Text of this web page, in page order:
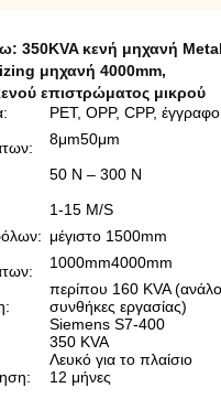
350KVA κενή μηχανή
μηχανή 4000mm,
επιστρώματος μικρού
PET, OPP, CPP,
8μm50μm
50 Ν – 300 Ν
1-15 Μ/S
μέγιστο 1500mm
1000mm4000mm
περίπου 160 KVA
συνθήκες εργασίας)
Siemens S7-400
350 KVA
Λευκό για το πλαίσιο
12 μήνες